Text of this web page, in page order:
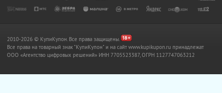
2010-2026 © КупиКупон. Все права защищены.
Все права на товарный знак "КупиКупон" и на сайт www.kupikupon.ru принадлежат
OOO «Агентство цифровых решений» ИНН 7705523387, ОГРН 1127747063212